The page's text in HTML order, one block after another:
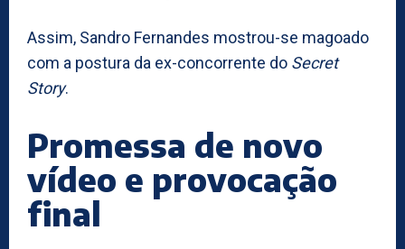
Assim, Sandro Fernandes mostrou-se magoado
com a postura da ex-concorrente do Secret
Story.
Promessa de novo
vídeo e provocação
final